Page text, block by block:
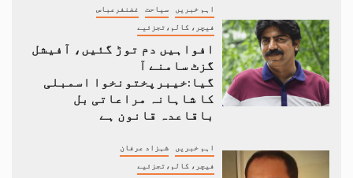
اہم خبریں سیاحت غضنفرعباس
فیچر، کالم،تجزئیے
افواہیں دم توڑ گئیں، آفیشل
گزٹ سامنے آ
گیا:خیبرپختونخوا اسمبلی
کا شاہانہ مراعاتی بل
باقاعدہ قانون ہے
اہم خبریں شہزاد عرفان
فیچر، کالم،تجزئیے